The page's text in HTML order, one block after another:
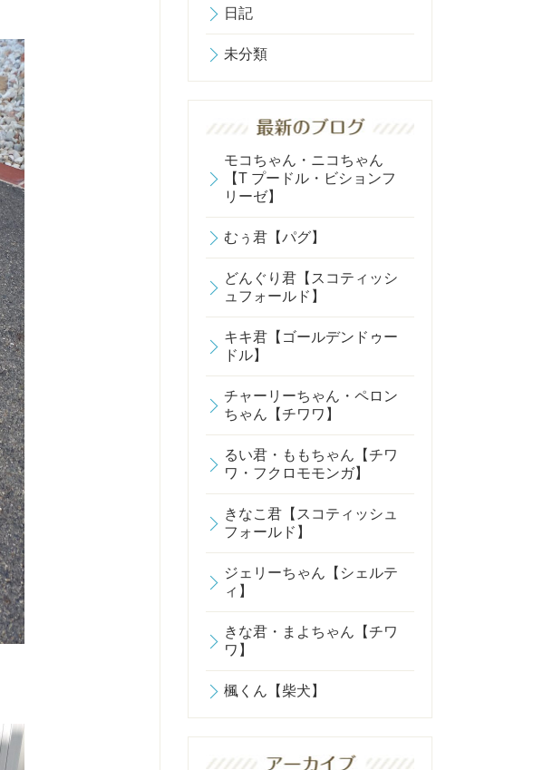
日記
未分類
モコちゃん・ニコちゃん
【T プードル・ビションフ
リーゼ】
むぅ君【パグ】
どんぐり君【スコティッシ
ュフォールド】
キキ君【ゴールデンドゥー
ドル】
チャーリーちゃん・ペロン
ちゃん【チワワ】
るい君・ももちゃん【チワ
ワ・フクロモモンガ】
きなこ君【スコティッシュ
フォールド】
ジェリーちゃん【シェルテ
ィ】
きな君・まよちゃん【チワ
ワ】
楓くん【柴犬】